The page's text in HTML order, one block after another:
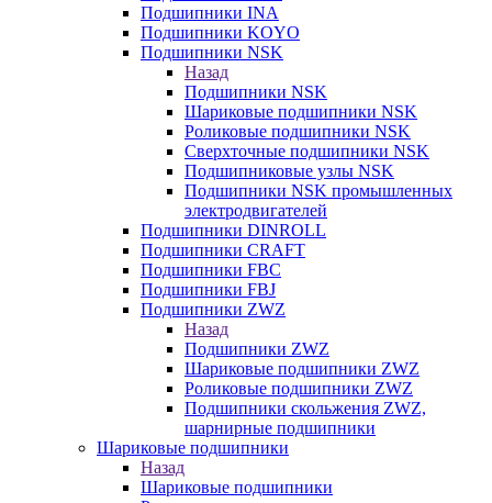
Подшипники INA
Подшипники KOYO
Подшипники NSK
Назад
Подшипники NSK
Шариковые подшипники NSK
Роликовые подшипники NSK
Сверхточные подшипники NSK
Подшипниковые узлы NSK
Подшипники NSK промышленных
электродвигателей
Подшипники DINROLL
Подшипники CRAFT
Подшипники FBC
Подшипники FBJ
Подшипники ZWZ
Назад
Подшипники ZWZ
Шариковые подшипники ZWZ
Роликовые подшипники ZWZ
Подшипники скольжения ZWZ,
шарнирные подшипники
Шариковые подшипники
Назад
Шариковые подшипники